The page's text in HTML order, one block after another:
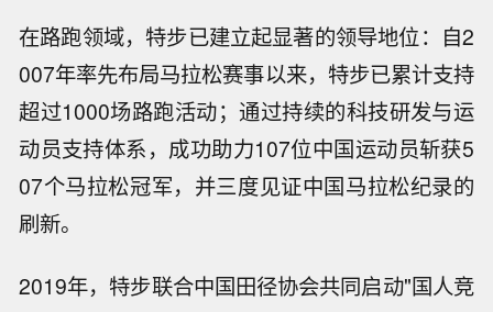
在路跑领域，特步已建立起显著的领导地位：自2
007年率先布局马拉松赛事以来，特步已累计支持
超过1000场路跑活动；通过持续的科技研发与运
动员支持体系，成功助力107位中国运动员斩获5
07个马拉松冠军，并三度见证中国马拉松纪录的
刷新。
2019年，特步联合中国田径协会共同启动"国人竞